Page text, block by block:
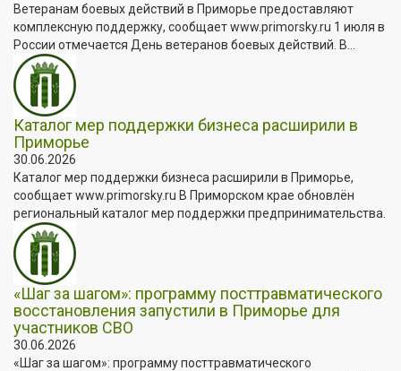
Ветеранам боевых действий в Приморье предоставляют
комплексную поддержку, сообщает www.primorsky.ru 1 июля в
России отмечается День ветеранов боевых действий. В...
Каталог мер поддержки бизнеса расширили в
Приморье
30.06.2026
Каталог мер поддержки бизнеса расширили в Приморье,
сообщает www.primorsky.ru В Приморском крае обновлён
региональный каталог мер поддержки предпринимательства.
«Шаг за шагом»: программу посттравматического
восстановления запустили в Приморье для
участников СВО
30.06.2026
«Шаг за шагом»: программу посттравматического